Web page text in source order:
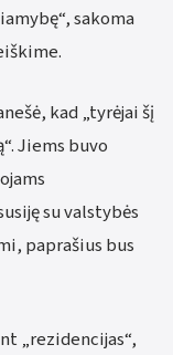
sakoma
kad „tyrėjai šį
Jiems buvo
su valstybės
paprašius bus
„rezidencijas“,